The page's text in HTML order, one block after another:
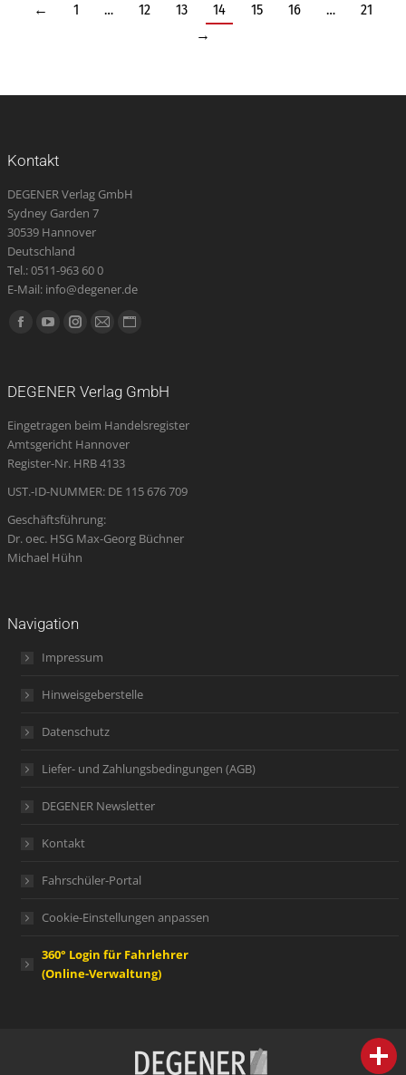
← 1 … 12 13 14 15 16 …
21
→
Kontakt
DEGENER Verlag GmbH
Sydney Garden 7
30539 Hannover
Deutschland
Tel.: 0511-963 60 0
E-Mail: info@degener.de
Finden Sie uns auf:
Facebook
new
window
YouTube
new
window
Instagram
new
window
E-
opens
in
new
Website
new
DEGENER Verlag GmbH
Eingetragen beim Handelsregister
Amtsgericht Hannover
Register-Nr. HRB 4133
UST.-ID-NUMMER: DE 115 676 709
Geschäftsführung:
Dr. oec. HSG Max-Georg Büchner
Michael Hühn
Navigation
Impressum
Hinweisgeberstelle
Datenschutz
Liefer- und Zahlungsbedingungen (AGB)
DEGENER Newsletter
Kontakt
Fahrschüler-Portal
Cookie-Einstellungen anpassen
360° Login für Fahrlehrer
(Online-Verwaltung)
person IHR FACHBERATER